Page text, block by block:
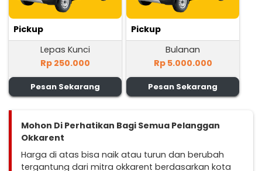
Pickup
Lepas Kunci
Rp 250.000
Pesan Sekarang
Pickup
Bulanan
Rp 5.000.000
Pesan Sekarang
Mohon Di Perhatikan Bagi Semua Pelanggan
Okkarent
Harga di atas bisa naik atau turun dan berubah
tergantung dari mitra okkarent berdasarkan kota